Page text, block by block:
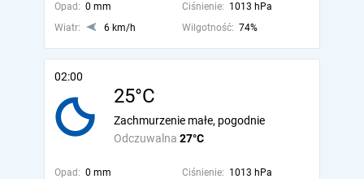
Opad: 0 mm Ciśnienie: 1013 hPa
Wiatr:
6 km/h Wilgotność: 74%
02:00
25°C
Odczuwalna 27°C
Zachmurzenie małe, pogodnie
Opad: 0 mm Ciśnienie: 1013 hPa